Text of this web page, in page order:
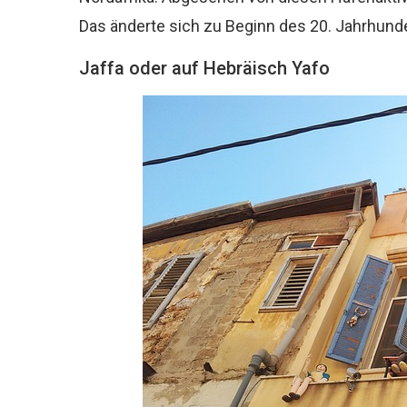
Das änderte sich zu Beginn des 20.
Jaffa oder auf Hebräisch Yafo